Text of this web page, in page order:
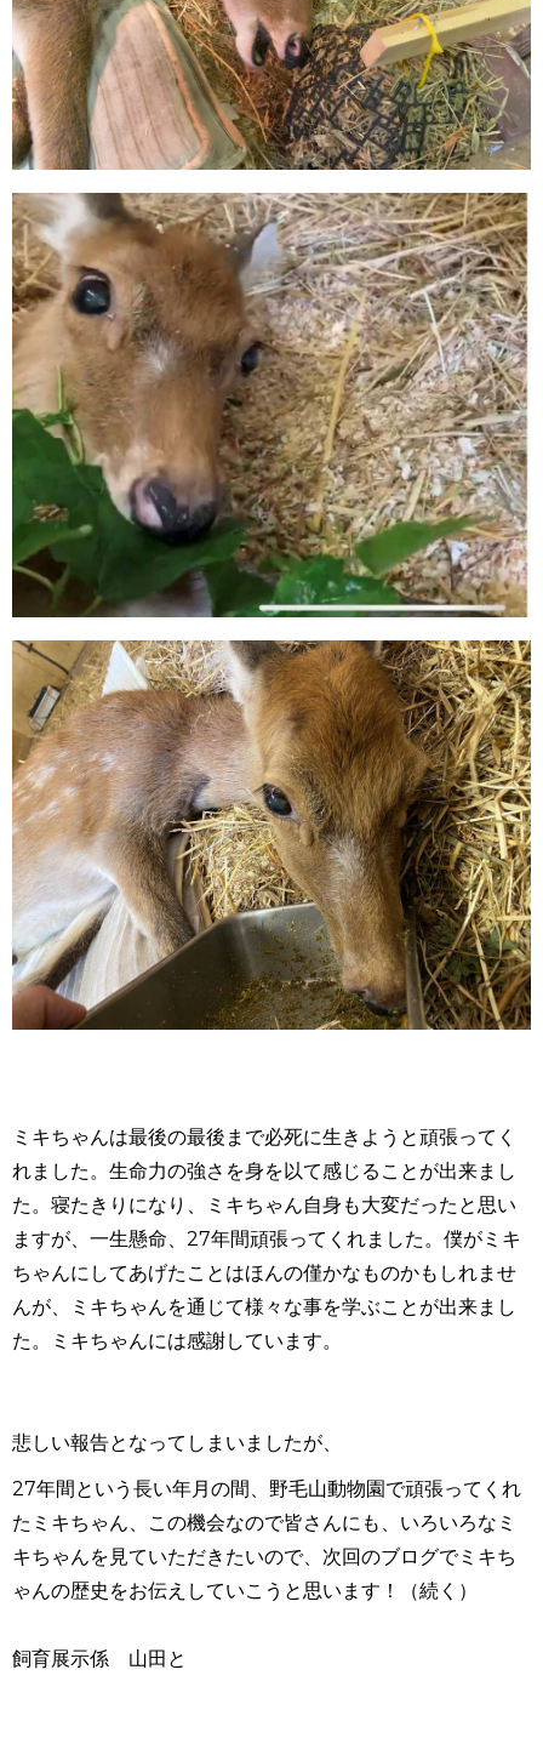
ミキちゃんは最後の最後まで必死に生きようと頑張ってく
れました。生命力の強さを身を以て感じることが出来まし
た。寝たきりになり、ミキちゃん自身も大変だったと思い
ますが、一生懸命、27年間頑張ってくれました。僕がミキ
ちゃんにしてあげたことはほんの僅かなものかもしれませ
んが、ミキちゃんを通じて様々な事を学ぶことが出来まし
た。ミキちゃんには感謝しています。
悲しい報告となってしまいましたが、
27年間という長い年月の間、野毛山動物園で頑張ってくれ
たミキちゃん、この機会なので皆さんにも、いろいろなミ
キちゃんを見ていただきたいので、次回のブログでミキち
ゃんの歴史をお伝えしていこうと思います！（続く）
飼育展示係 山田と